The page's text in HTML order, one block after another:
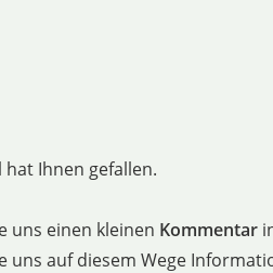
Ihnen gefallen.
uns einen kleinen Kommentar
uns auf diesem Wege